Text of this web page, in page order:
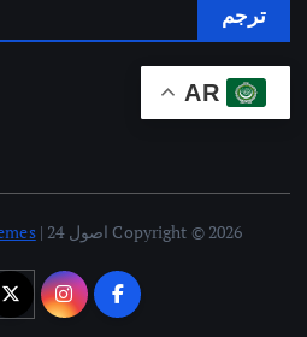
ترجم
AR
Copyright © 2026 اصول 24 | Powered by